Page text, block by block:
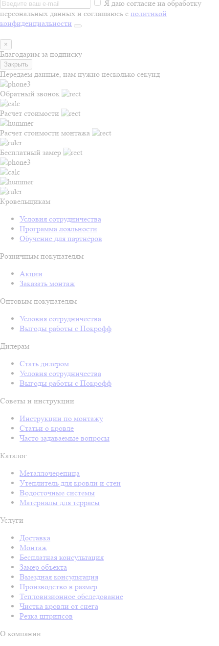
Я даю согласие на обработку
персональных данных и соглашаюсь с политикой
конфиденциальности
×
Благодарим за подписку
Закрыть
Передаем данные, нам нужно несколько секунд
Обратный звонок
Расчет стоимости
Расчет стоимости монтажа
Бесплатный замер
Кровельщикам
Условия сотрудничества
Программа лояльности
Обучение для партнёров
Розничным покупателям
Акции
Заказать монтаж
Оптовым покупателям
Условия сотрудничества
Выгоды работы с Покрофф
Дилерам
Стать дилером
Условия сотрудничества
Выгоды работы с Покрофф
Советы и инструкции
Инструкции по монтажу
Статьи о кровле
Часто задаваемые вопросы
Каталог
Металлочерепица
Утеплитель для кровли и стен
Водосточные системы
Материалы для террасы
Услуги
Доставка
Монтаж
Бесплатная консультация
Замер объекта
Выездная консультация
Производство в размер
Тепловизионное обследование
Чистка кровли от снега
Резка штрипсов
О компании